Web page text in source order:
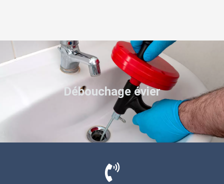
Débouchage évier